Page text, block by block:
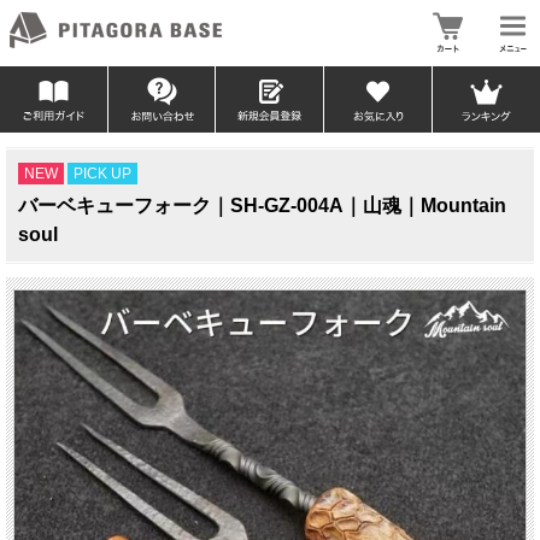
NEW PICK UP
バーベキューフォーク｜SH-GZ-004A｜山魂｜Mountain
soul